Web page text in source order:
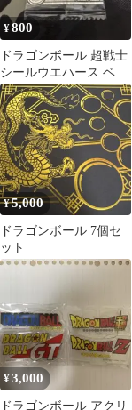
¥800
ドラゴンボール 超戦士
シールウエハース ベジ
ット BR
¥5,000
ドラゴンボール 7個セ
ット
¥3,000
ドラゴンボール アクリ